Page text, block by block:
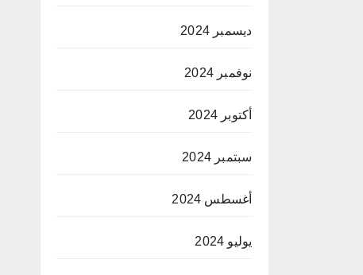
ديسمبر 2024
نوفمبر 2024
أكتوبر 2024
سبتمبر 2024
أغسطس 2024
يوليو 2024